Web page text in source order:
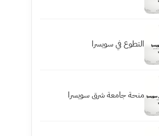
التطوع في سويسرا
منحة جامعة شرق سويسرا